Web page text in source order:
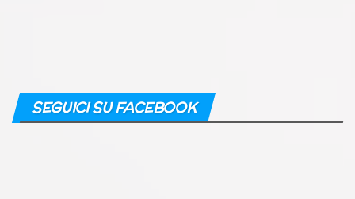
SEGUICI SU FACEBOOK